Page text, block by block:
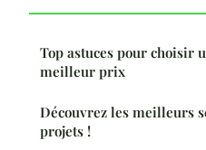
Top astuces pour choisir
meilleur prix
Découvrez les meilleurs
projets !